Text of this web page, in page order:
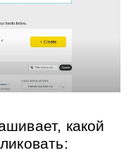
какой